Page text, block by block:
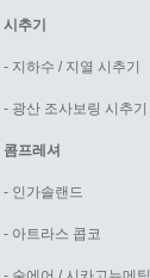
시추기
- 지하수 / 지열 시추기
- 광산 조사보링 시추기
콤프레셔
- 인가솔랜드
- 아트라스 콥코